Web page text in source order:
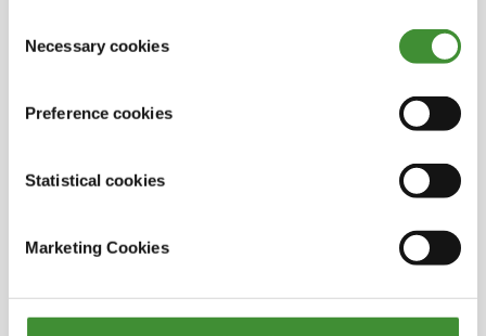
Selection
Necessary cookies
Preference cookies
Statistical cookies
Marketing Cookies
başarısının direksiyonuna geçiyor.
üzerinden atlamayı başardı? Bölümü izleyerek
Biliyor muydunuz?
Megalodon Monster Truck 5.443 kg